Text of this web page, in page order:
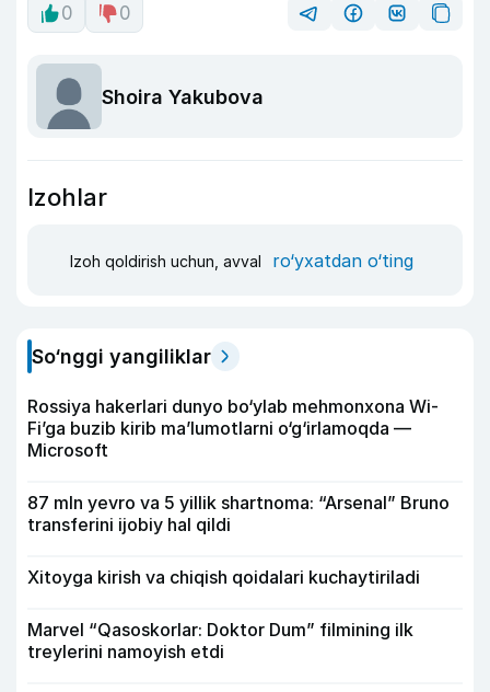
0 0
Shoira Yakubova
Izohlar
Izoh qoldirish uchun, avval ro‘yxatdan o‘ting
So‘nggi yangiliklar
Rossiya hakerlari dunyo bo‘ylab mehmonxona Wi-
Fi’ga buzib kirib ma’lumotlarni o‘g‘irlamoqda —
Microsoft
87 mln yevro va 5 yillik shartnoma: “Arsenal” Bruno
transferini ijobiy hal qildi
Xitoyga kirish va chiqish qoidalari kuchaytiriladi
Marvel “Qasoskorlar: Doktor Dum” filmining ilk
treylerini namoyish etdi